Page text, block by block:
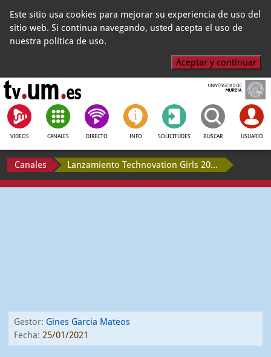
Este sitio usa cookies para mejorar su experiencia de uso del
sitio web. Si continua navegando, usted acepta el uso de
nuestra política de uso.
Aceptar y continuar
VIDEOS CANALES DIRECTO INFO SOLICITUDES BUSCAR USUARIO
Canales Lanzamiento Technovation Girls 2021 Región de Murcia
Gestor: Gines Garcia Mateos
Fecha: 25/01/2021